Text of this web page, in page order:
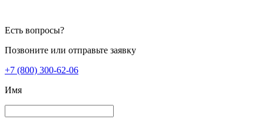
Есть вопросы?
Позвоните или отправьте заявку
+7 (800) 300-62-06
Имя